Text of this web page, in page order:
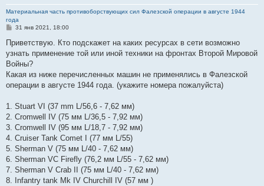
Материальная часть противоборствующих сил Фалезской операции в августе 1944
года
С
о
щ
е
и
е
31 янв 2021, 18:00
Приветствую. Кто подскажет на каких ресурсах в сети возможно
узнать применение той или иной техники на фронтах Второй Мировой
Войны?
Какая из ниже перечисленных машин не применялись в Фалезской
операции в августе 1944 года. (укажите номера пожалуйста)
1. Stuart VI (37 mm L/56,6 - 7,62 мм)
2. Cromwell IV (75 мм L/36,5 - 7,92 мм)
3. Cromwell IV (95 мм L/18,7 - 7,92 мм)
4. Cruiser Tank Comet I (77 мм L/55)
5. Sherman V (75 мм L/40 - 7,62 мм)
6. Sherman VC Firefly (76,2 мм L/55 - 7,62 мм)
7. Sherman V Crab II (75 мм L/40 - 7,62 мм)
8. Infantry tank Mk IV Churchill IV (57 мм )